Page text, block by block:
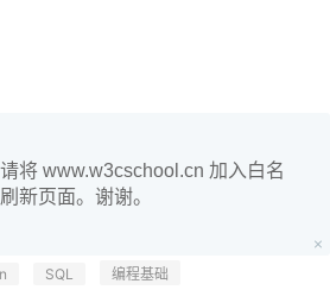
将 www.w3cschool.cn 加入白名
新页面。谢谢。
SQL 编程基础